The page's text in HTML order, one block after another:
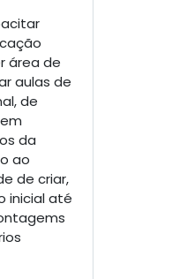
área de
aulas de
de
da
ao
de criar,
inicial até